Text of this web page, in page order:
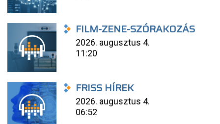
FILM-ZENE-SZÓRAKOZÁS
2026. augusztus 4.
11:20
FRISS HÍREK
2026. augusztus 4.
06:52